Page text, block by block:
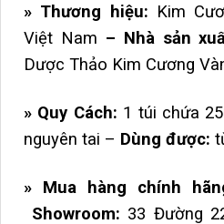
» Thương hiệu: Kim
Việt Nam – Nhà sản
Dược Thảo Kim Cương
» Quy Cách: 1 túi chứa
nguyên tai – Dùng được:
» Mua hàng chính
Showroom: 33 Đường